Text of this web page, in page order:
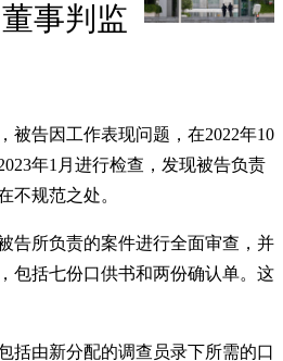
事判监
被告因工作表现问题，在2022年10
年1月进行检查，发现被告负责
不规范之处。
告所负责的案件进行全面审查，并
包括七份口供书和两份确认单。这
括由新分配的调查员录下所需的口